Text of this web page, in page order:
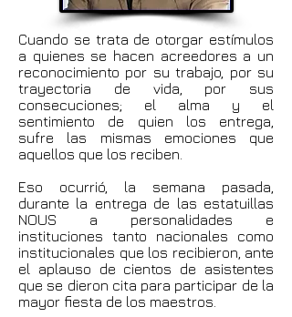
Cuando se trata de otorgar estímulos
a quienes se hacen acreedores a un
reconocimiento por su trabajo, por su
trayectoria de vida, por sus
consecuciones; el alma y el
sentimiento de quien los entrega,
sufre las mismas emociones que
aquellos que los reciben.
Eso ocurrió, la semana pasada,
durante la entrega de las estatuillas
NOUS a personalidades e
instituciones tanto nacionales como
institucionales que los recibieron, ante
el aplauso de cientos de asistentes
que se dieron cita para participar de la
mayor fiesta de los maestros.